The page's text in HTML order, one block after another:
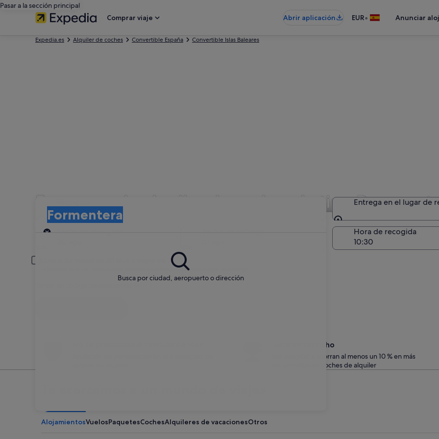
Pasar a la sección principal
Comprar viaje
Abrir aplicación EUR• Anunciar
Expedia.es Alquiler de coches Convertible España Convertible Islas Baleares
Empresas de alquiler de coches de tipo
Busca por ciudad, aeropuerto o dirección
Formentera
Recogida
Entrega en el lugar de
Entrega en el lugar de
Hora de recogida
Conductor menor de 30 años o mayor de 70
Es posible que los conductores jóvenes o los mayores deban pagar un recargo.
Date un capricho
Los miembros ahorran al menos un 10 % en más
de un millón de coches de alquiler
AlojamientosVuelosPaquetesCochesAlquileres de vacacionesOtros